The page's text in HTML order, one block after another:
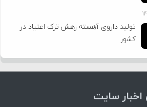
تولید داروی آهسته رهش ترک اعتیاد در
کشور
اخبار سایت